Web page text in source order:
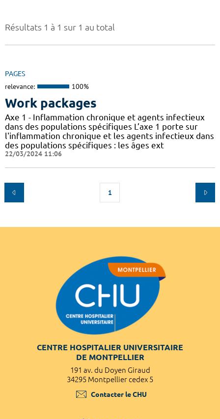
Résultats 1 à 1 sur 1 au total
PAGES
relevance: 100%
Work packages
Axe 1 - Inflammation chronique et agents infectieux
dans des populations spécifiques L’axe 1 porte sur
l'inflammation chronique et les agents infectieux dans
des populations spécifiques : les âges ext
22/03/2024 11:06
1
CENTRE HOSPITALIER UNIVERSITAIRE
DE MONTPELLIER
191 av. du Doyen Giraud
34295 Montpellier cedex 5
Contacter le CHU